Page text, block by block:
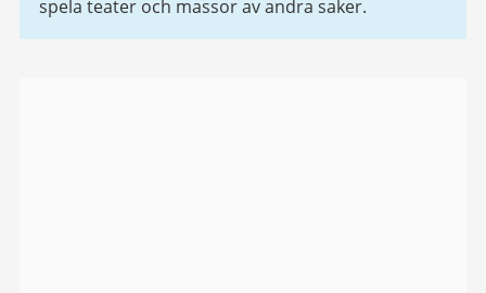
spela teater och massor av andra saker.